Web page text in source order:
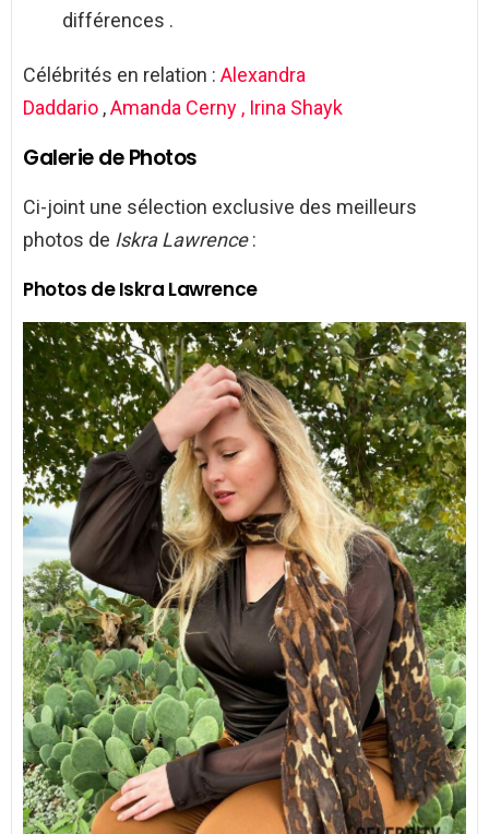
différences .
Célébrités en relation : Alexandra
Daddario ,Amanda Cerny , Irina Shayk
Galerie de Photos
Ci-joint une sélection exclusive des meilleurs
photos de Iskra Lawrence:
Photos de Iskra Lawrence